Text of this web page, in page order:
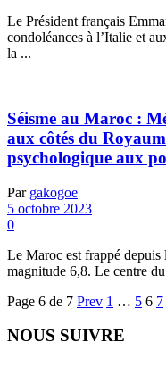
Le Président français
condoléances à l’Italie et
la ...
Séisme au Maroc :
aux côtés du
psychologique aux
Par gakogoe
5 octobre 2023
0
Le Maroc est frappé depuis
magnitude 6,8. Le centre
Page 6 de 7 Prev 1 … 5 6 7
NOUS SUIVRE